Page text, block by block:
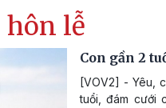
hôn lễ
Con gần 2
[VOV2] - Yêu,
tuổi, đám cưới